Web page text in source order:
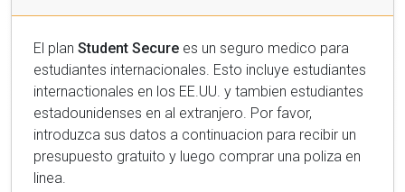
El plan Student Secure es un seguro medico para
estudiantes internacionales. Esto incluye estudiantes
internactionales en los EE.UU. y tambien estudiantes
estadounidenses en al extranjero. Por favor,
introduzca sus datos a continuacion para recibir un
presupuesto gratuito y luego comprar una poliza en
linea.